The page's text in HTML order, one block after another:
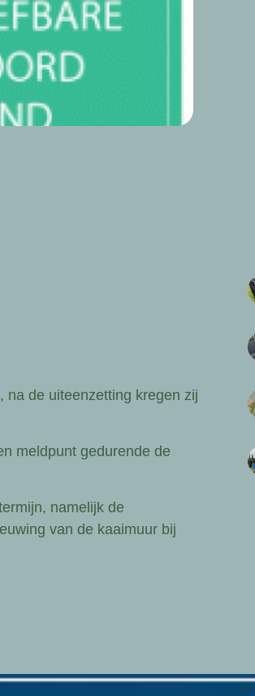
na de uiteenzetting kregen zij
meldpunt gedurende de
namelijk de
van de kaaimuur bij